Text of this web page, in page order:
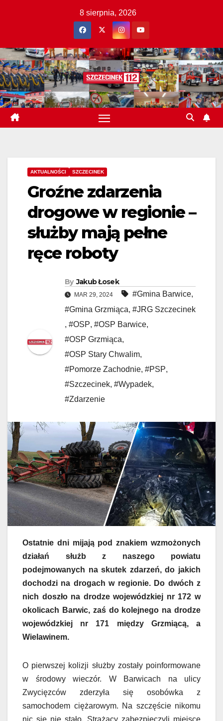
8 sierpnia, 2026
AKTUALNOŚCI SZCZECINEK
Groźne zdarzenia
drogowe w regionie –
służby mają pełne
ręce roboty
By Jakub Łosek
MAR 29, 2024 #Gmina Barwice,
#Gmina Grzmiąca, #JRG Szczecinek
, #OSP, #OSP Barwice,
#OSP Grzmiąca,
#OSP Stary Chwalim,
#Pomorze Zachodnie, #PSP,
#Szczecinek, #Wypadek,
#Zdarzenie
Ostatnie dni mijają pod znakiem wzmożonych
działań służb z naszego powiatu
podejmowanych na skutek zdarzeń, do jakich
dochodzi na drogach w regionie. Do dwóch z
nich doszło na drodze wojewódzkiej nr 172 w
okolicach Barwic, zaś do kolejnego na drodze
wojewódzkiej nr 171 między Grzmiącą, a
Wielawinem.
O pierwszej kolizji służby zostały poinformowane
w środowy wieczór. W Barwicach na ulicy
Zwycięzców zderzyła się osobówka z
samochodem ciężarowym. Na szczęście nikomu